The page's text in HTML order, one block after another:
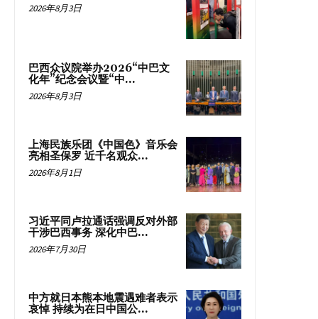
2026年8月3日
巴西众议院举办2026“中巴文
化年”纪念会议暨“中...
2026年8月3日
上海民族乐团《中国色》音乐会
亮相圣保罗 近千名观众...
2026年8月1日
习近平同卢拉通话强调反对外部
干涉巴西事务 深化中巴...
2026年7月30日
中方就日本熊本地震遇难者表示
哀悼 持续为在日中国公...